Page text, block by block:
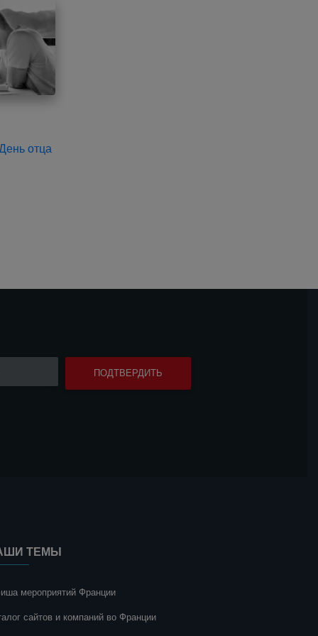
отца
ТЕМЫ
мероприятий Франции
сайтов и компаний во Франции